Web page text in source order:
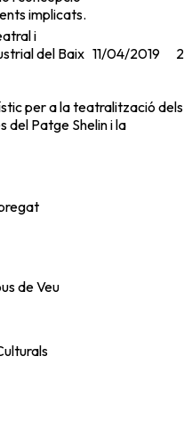
implicats.
i
del Baix 11/04/2019
per a la teatralització dels
del Patge Shelin i la
de Veu